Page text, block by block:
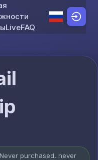
content
LiveFAQ
purchased, never